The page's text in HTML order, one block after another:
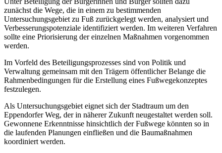
zunächst die Wege, die in einem zu bestimmenden
Untersuchungsgebiet zu Fuß zurückgelegt werden, analysiert und
Verbesserungspotenziale identifiziert werden. Im weiteren Verfahren
sollte eine Priorisierung der einzelnen Maßnahmen vorgenommen
werden.
Im Vorfeld des Beteiligungsprozesses sind von Politik und
Verwaltung gemeinsam mit den Trägern öffentlicher Belange die
Rahmenbedingungen für die Erstellung eines Fußwegekonzeptes
festzulegen.
Als Untersuchungsgebiet eignet sich der Stadtraum um den
Eppendorfer Weg, der in näherer Zukunft neugestaltet werden soll.
Gewonnene Erkenntnisse hinsichtlich der Fußwege könnten so in
die laufenden Planungen einfließen und die Baumaßnahmen
koordiniert werden.